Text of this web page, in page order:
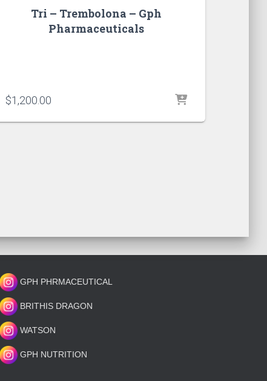
Tri – Trembolona – Gph
Pharmaceuticals
$1,200.00
GPH PHRMACEUTICAL
BRITHIS DRAGON
WATSON
GPH NUTRITION